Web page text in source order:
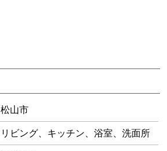
松山市
リビング、キッチン、浴室、洗面所